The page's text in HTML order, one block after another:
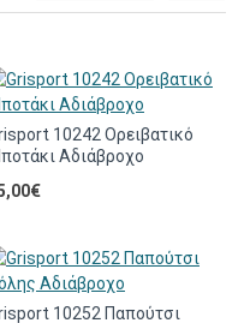
10242 Ορειβατικό
Αδιάβροχο
10252 Παπούτσι